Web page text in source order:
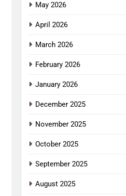
May 2026
April 2026
March 2026
February 2026
January 2026
December 2025
November 2025
October 2025
September 2025
August 2025